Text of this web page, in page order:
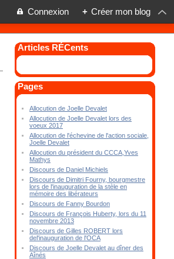
Connexion + Créer mon blog
Articles RÉCents
Pages
Allocution de Joelle Devalet
Allocution de Joelle Devalet lors des
voeux 2017
Allocution de l'échevine de l'action sociale,
Joelle Devalet
Allocution du président du CCCA,Yves
Mathys
Discours de Daniel Michiels
Discours de Dimitri Fourny, bourgmestre
lors de l'inauguration de la stèle en
mémoire des libérateurs
Discours de Fanny Bourdon
Discours de François Huberty, lors du 11
novembre 2013
Discours de Gilles ROBERT lors
del'inauguration de l'OCA
Discours de Joelle Devalet au dîner des
Aînés